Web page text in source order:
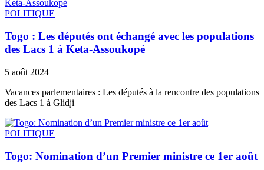
POLITIQUE
Togo : Les députés ont échangé avec les populations
des Lacs 1 à Keta-Assoukopé
5 août 2024
Vacances parlementaires : Les députés à la rencontre des populations
des Lacs 1 à Glidji
POLITIQUE
Togo: Nomination d’un Premier ministre ce 1er août